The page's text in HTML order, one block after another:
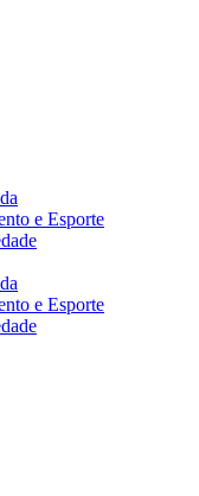
e Esporte
e Esporte